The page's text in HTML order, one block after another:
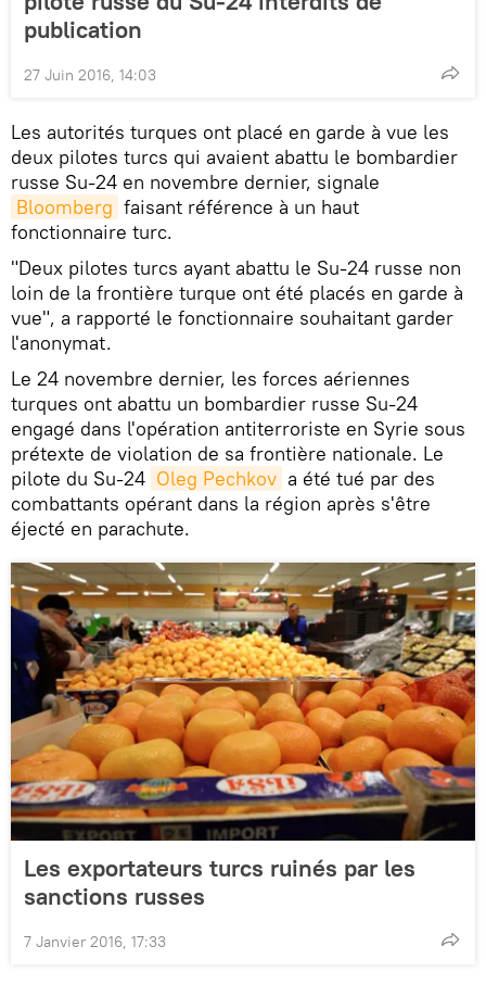
publication
27 Juin 2016, 14:03
Les autorités turques ont placé en garde à vue les
deux pilotes turcs qui avaient abattu le bombardier
russe Su-24 en novembre dernier, signale
Bloomberg faisant référence à un haut
fonctionnaire turc.
"Deux pilotes turcs ayant abattu le Su-24 russe non
loin de la frontière turque ont été placés en garde à
vue", a rapporté le fonctionnaire souhaitant garder
l'anonymat.
Le 24 novembre dernier, les forces aériennes
turques ont abattu un bombardier russe Su-24
engagé dans l'opération antiterroriste en Syrie sous
prétexte de violation de sa frontière nationale. Le
pilote du Su-24 Oleg Pechkov a été tué par des
combattants opérant dans la région après s'être
éjecté en parachute.
Les exportateurs turcs ruinés par les
sanctions russes
7 Janvier 2016, 17:33